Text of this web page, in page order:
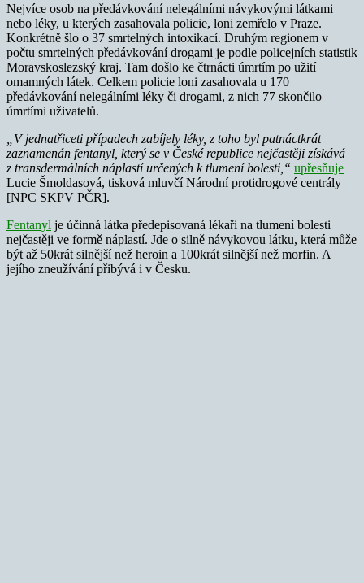
Nejvíce osob na předávkování nelegálními návykovými látkami
nebo léky, u kterých zasahovala policie, loni zemřelo v Praze.
Konkrétně šlo o 37 smrtelných intoxikací. Druhým regionem v
počtu smrtelných předávkování drogami je podle policejních statistik
Moravskoslezský kraj. Tam došlo ke čtrnácti úmrtím po užití
omamných látek. Celkem policie loni zasahovala u 170
předávkování nelegálními léky či drogami, z nich 77 skončilo
úmrtími uživatelů.
„V jednatřiceti případech zabíjely léky, z toho byl patnáctkrát
zaznamenán fentanyl, který se v České republice nejčastěji získává
z transdermálních náplastí určených k tlumení bolesti,“ upřesňuje
Lucie Šmoldasová, tisková mluvčí Národní protidrogové centrály
[NPC SKPV PČR].
Fentanyl je účinná látka předepisovaná lékaři na tlumení bolesti
nejčastěji ve formě náplastí. Jde o silně návykovou látku, která může
být až 50krát silnější než heroin a 100krát silnější než morfin. A
jejího zneužívání přibývá i v Česku.